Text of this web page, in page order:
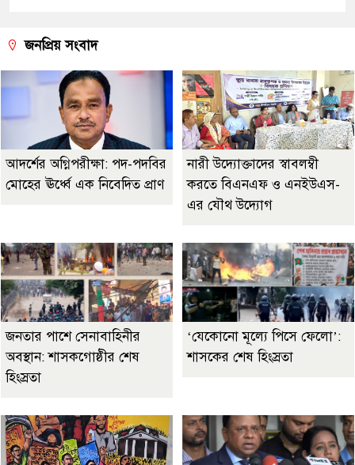
জনপ্রিয় সংবাদ
আদর্শের অগ্নিপরীক্ষা: পদ-পদবির
মোহের ঊর্ধ্বে এক নিবেদিত প্রাণ
নারী উদ্যোক্তাদের স্বাবলম্বী
করতে বিএনএফ ও এনইউএস-
এর যৌথ উদ্যোগ
জনতার পাশে সেনাবাহিনীর
অবস্থান: শাসকগোষ্ঠীর শেষ
হিংস্রতা
‘যেকোনো মূল্যে পিসে ফেলো’:
শাসকের শেষ হিংস্রতা